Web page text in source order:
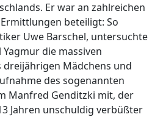
Er war an zahlreichen
beteiligt: So
Uwe Barschel, untersuchte
die massiven
Mädchens und
des sogenannten
Manfred Genditzki mit, der
Jahren unschuldig verbüßter